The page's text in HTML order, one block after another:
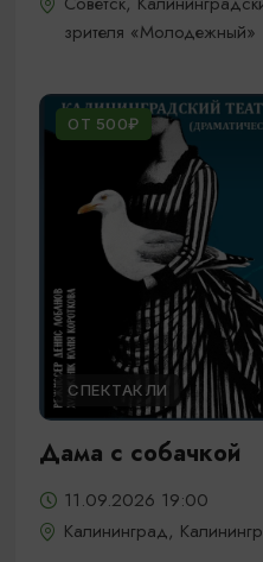
зрителя «Молодежный»
ОТ 500₽
СПЕКТАКЛИ
Дама с собачкой
11.09.2026 19:00
Калининград,